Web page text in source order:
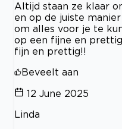
Altijd staan ze klaar
en op de juiste
om alles voor je te
op een fijne en
fijn en prettig!!
Beveelt aan
12 June 2025
Linda